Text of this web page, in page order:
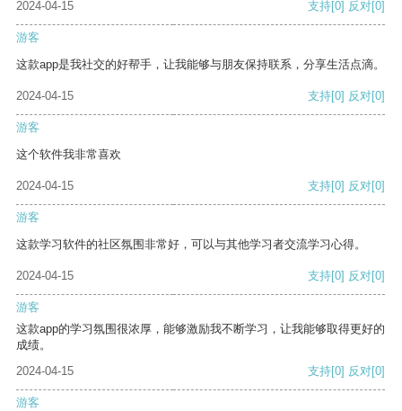
2024-04-15 支持[0] 反对[0]
游客
这款app是我社交的好帮手，让我能够与朋友保持联系，分享生活点滴。
2024-04-15 支持[0] 反对[0]
游客
这个软件我非常喜欢
2024-04-15 支持[0] 反对[0]
游客
这款学习软件的社区氛围非常好，可以与其他学习者交流学习心得。
2024-04-15 支持[0] 反对[0]
游客
这款app的学习氛围很浓厚，能够激励我不断学习，让我能够取得更好的
成绩。
2024-04-15
支持[0] 反对[0]
游客